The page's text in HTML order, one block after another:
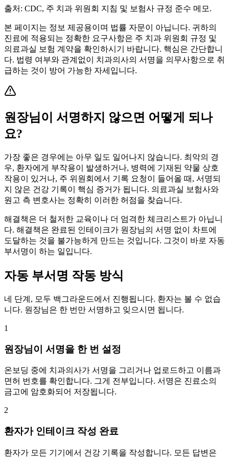
출처: CDC, 주 치과 위원회 지침 및 보험사 규정 준수 메모.
본 페이지는 정보 제공용이며 법률 자문이 아닙니다. 귀하의
진료에 적용되는 정확한 요구사항은 주 치과 위원회 규정 및
의료과실 보험 계약을 확인하시기 바랍니다. 핵심은 간단합니
다. 법령 여부와 관계없이 치과의사의 서명을 의무사항으로 취
급하는 것이 방어 가능한 자세입니다.
원장님이 서명하지 않으면 어떻게 되나
요?
가장 좋은 경우에는 아무 일도 일어나지 않습니다. 최악의 경
우, 환자에게 부작용이 발생하거나, 병력에 기재된 약물 상호
작용이 있거나, 주 위원회에서 기록 요청이 들어올 때, 서명되
지 않은 건강 기록이 핵심 증거가 됩니다. 의료과실 보험사와
원고 측 변호사는 정확히 이러한 허점을 찾습니다.
해결책은 더 철저한 교육이나 더 엄격한 체크리스트가 아닙니
다. 해결책은 완료된 인테이크가 원장님의 서명 없이 차트에
도달하는 것을 불가능하게 만드는 것입니다. 그것이 바로 자동
부서명이 하는 일입니다.
자동 부서명 작동 방식
네 단계, 모두 백그라운드에서 진행됩니다. 환자는 볼 수 없습
니다. 원장님은 한 번만 서명하고 잊으시면 됩니다.
1
원장님이 서명을 한 번 설정
온보딩 중에 치과의사가 서명을 그리거나 업로드하고 이름과
면허 번호를 확인합니다. 그게 전부입니다. 서명은 진료소의
금고에 암호화되어 저장됩니다.
2
환자가 인테이크 작성 완료
환자가 모든 기기에서 건강 기록을 작성합니다. 모든 답변은